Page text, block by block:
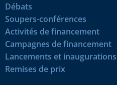
Débats
Soupers-conférences
Activités de financement
Campagnes de financement
Lancements et inaugurations
Remises de prix